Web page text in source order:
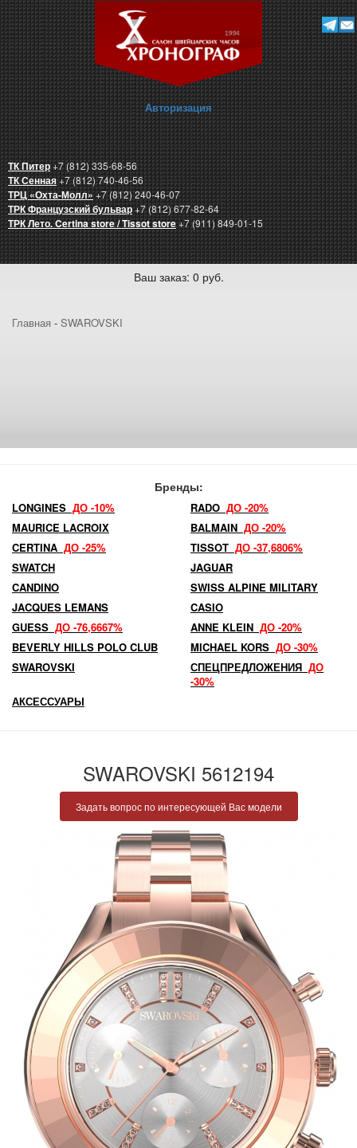
Авторизация
ТК Питер+7 (812) 335-68-56
ТК Сенная+7 (812) 740-46-56
ТРЦ «Охта-Молл»+7 (812) 240-46-07
ТРК Французский бульвар+7 (812) 677-82-64
ТРК Лето. Certina store / Tissot store+7 (911) 849-01-15
Ваш заказ: 0 руб.
Главная - SWAROVSKI
Бренды:
LONGINES ДО -10% RADO ДО -20%
MAURICE LACROIX
BALMAIN ДО -20%
CERTINA ДО -25% TISSOT ДО -37,6806%
SWATCH
JAGUAR
CANDINO
SWISS ALPINE MILITARY
JACQUES LEMANS
CASIO
GUESS ДО -76,6667% ANNE KLEIN ДО -20%
BEVERLY HILLS POLO CLUB
MICHAEL KORS ДО -30%
SWAROVSKI
СПЕЦПРЕДЛОЖЕНИЯ ДО
-30%
АКСЕССУАРЫ
SWAROVSKI 5612194
Задать вопрос по интересующей Вас модели